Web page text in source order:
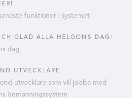
funktioner i systemet
GLAD ALLA HELGONS DAG!
dag
UTVECKLARE
utvecklare som vill jobba med
bemanningssystem.